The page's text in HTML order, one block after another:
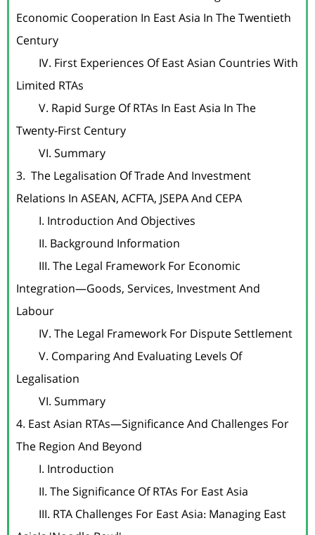
Economic Cooperation In East Asia In The Twentieth
Century
Limited RTAs
Twenty-First Century
3.  The Legalisation Of Trade And Investment
Relations In ASEAN, ACFTA, JSEPA And CEPA
Integration—Goods, Services, Investment And
Labour
Legalisation
4. East Asian RTAs—Significance And Challenges For
The Region And Beyond